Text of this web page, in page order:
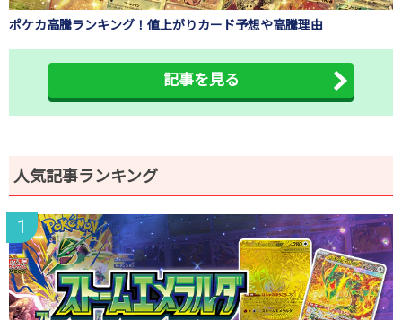
ポケカ高騰ランキング！値上がりカード予想や高騰理由
記事を見る
人気記事ランキング